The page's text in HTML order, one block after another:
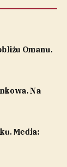
Omanu.
Na
Media: